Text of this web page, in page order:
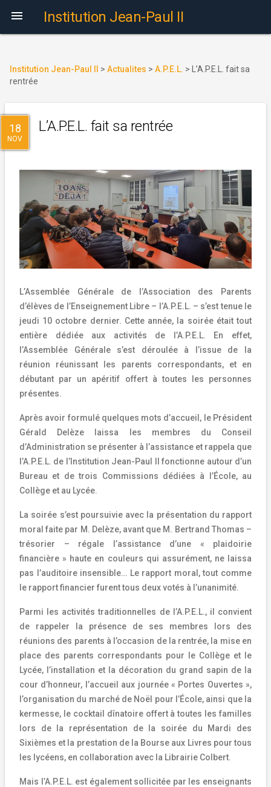
 Institution Jean-Paul II
Institution Jean-Paul II > Actualites > A.P.E.L. >
L’A.P.E.L. fait sa
rentrée
18
NOV
L’A.P.E.L. fait sa rentrée
L’Assemblée Générale de l’Association des Parents
d’élèves de l’Enseignement Libre – l’A.P.E.L. – s’est tenue le
jeudi 10 octobre dernier. Cette année, la soirée était tout
entière dédiée aux activités de l’A.P.E.L. En effet,
l’Assemblée Générale s’est déroulée à l’issue de la
réunion réunissant les parents correspondants, et en
débutant par un apéritif offert à toutes les personnes
présentes.
Après avoir formulé quelques mots d’accueil, le Président
Gérald Delèze laissa les membres du Conseil
d’Administration se présenter à l’assistance et rappela que
l’A.P.E.L. de l’Institution Jean-Paul II fonctionne autour d’un
Bureau et de trois Commissions dédiées à l’École, au
Collège et au Lycée.
La soirée s’est poursuivie avec la présentation du rapport
moral faite par M. Delèze, avant que M. Bertrand Thomas –
trésorier – régale l’assistance d’une « plaidoirie
financière » haute en couleurs qui assurément, ne laissa
pas l’auditoire insensible… Le rapport moral, tout comme
le rapport financier furent tous deux votés à l’unanimité.
Parmi les activités traditionnelles de l’A.P.E.L., il convient
de rappeler la présence de ses membres lors des
réunions des parents à l’occasion de la rentrée, la mise en
place des parents correspondants pour le Collège et le
Lycée, l’installation et la décoration du grand sapin de la
cour d’honneur, l’accueil aux journée « Portes Ouvertes »,
l’organisation du marché de Noël pour l’École, ainsi que la
kermesse, le cocktail dînatoire offert à toutes les familles
lors de la représentation de la soirée du Mardi des
Sixièmes et la prestation de la Bourse aux Livres pour tous
les lycéens, en collaboration avec la Librairie Colbert.
Mais l’A.P.E.L. est également sollicitée par les enseignants